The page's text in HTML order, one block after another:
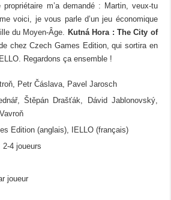
m’a demandé : Martin, veux-tu
voici, je vous parle d’un jeu économique
du Moyen-Âge. Kutná Hora : The City of
chez Czech Games Edition, qui sortira en
Regardons ça ensemble !
Petr Čáslava, Pavel Jarosch
Štěpán Drašťák, Dávid Jablonovský,
Edition (anglais), IELLO (français)
2-4 joueurs
joueur